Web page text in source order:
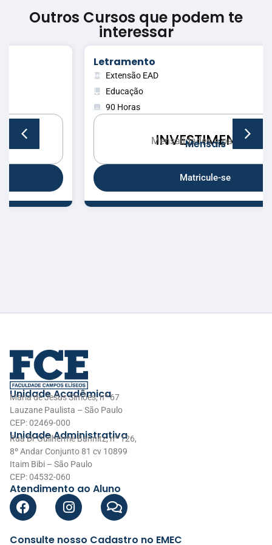
Outros Cursos que podem te
interessar
Extensão EAD
INVESTIMENTO
Mensalidades a partir de:
ais
Unidade Acadêmica
Maria de Jesus Simões, nº 67
Lauzane Paulista – São Paulo
CEP: 02469-000
Unidade Administrativa
Rua Dr Guilherme Bannitz, nº 126,
8º Andar Conjunto 81 cv 10899
Itaim Bibi – São Paulo
CEP: 04532-060
Atendimento ao Aluno
Consulte nosso Cadastro no EMEC